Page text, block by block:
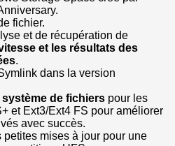
fichier.
et de récupération de
et les résultats des
.
dans la version
de fichiers pour les
et Ext3/Ext4 FS pour améliorer
avec succès.
mises à jour pour une